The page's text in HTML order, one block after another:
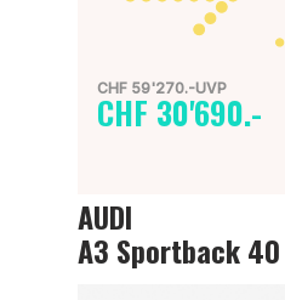
CHF 59'270.-UVP
CHF 30'690.-
AUDI
A3 Sportback